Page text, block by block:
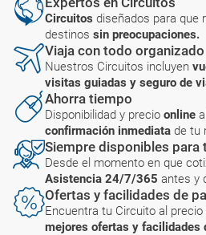
Circuitos diseñados para que
destinos sin preocupaciones.
Viaja con todo organizado
Nuestros Circuitos incluyen
visitas guiadas y seguro de
Ahorra tiempo
Disponibilidad y precio online
confirmación inmediata de tu
Siempre disponibles para
Desde el momento en que
Asistencia 24/7/365 antes y
Ofertas y facilidades de
Encuentra tu Circuito al
mejores ofertas y facilidades